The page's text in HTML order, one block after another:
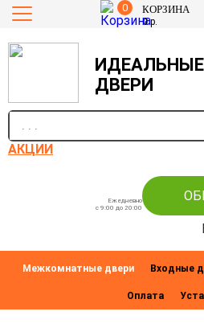
0 КОРЗИНА
0р.
ИДЕАЛЬНЫЕ
ДВЕРИ
АКЦИИ
Ежедневно
c 9:00 до 20:00
Межкомнатные двери Входные
Оплата